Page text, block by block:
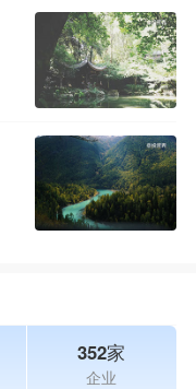
352家
企业